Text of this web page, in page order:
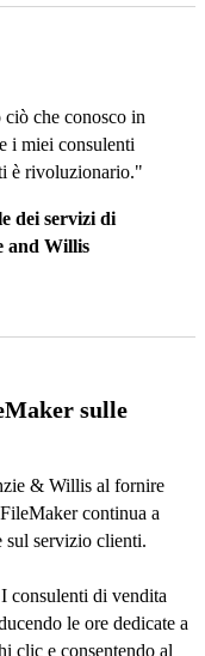
che conosco in
i miei consulenti
è rivoluzionario."
dei servizi di
and Willis
sulle
& Willis al fornire
continua a
sul servizio clienti.
I consulenti di vendita
le ore dedicate a
clic e consentendo al